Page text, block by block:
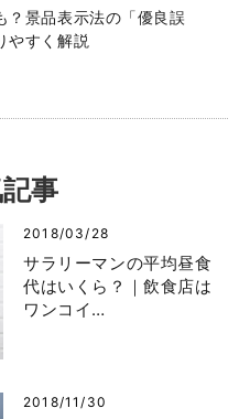
？景品表示法の「優良誤
やすく解説
事
2018/03/28
サラリーマンの平均昼食
代はいくら？｜飲食店は
ワンコイ…
2018/11/30